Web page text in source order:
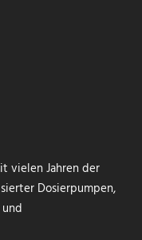
vielen Jahren der
Dosierpumpen,